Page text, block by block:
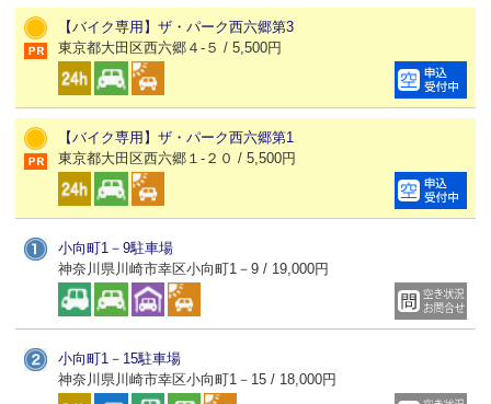
【バイク専用】ザ・パーク西六郷第3
東京都大田区西六郷４-５ / 5,500円
【バイク専用】ザ・パーク西六郷第1
東京都大田区西六郷１-２０ / 5,500円
小向町1－9駐車場
神奈川県川崎市幸区小向町1－9 / 19,000円
小向町1－15駐車場
神奈川県川崎市幸区小向町1－15 / 18,000円